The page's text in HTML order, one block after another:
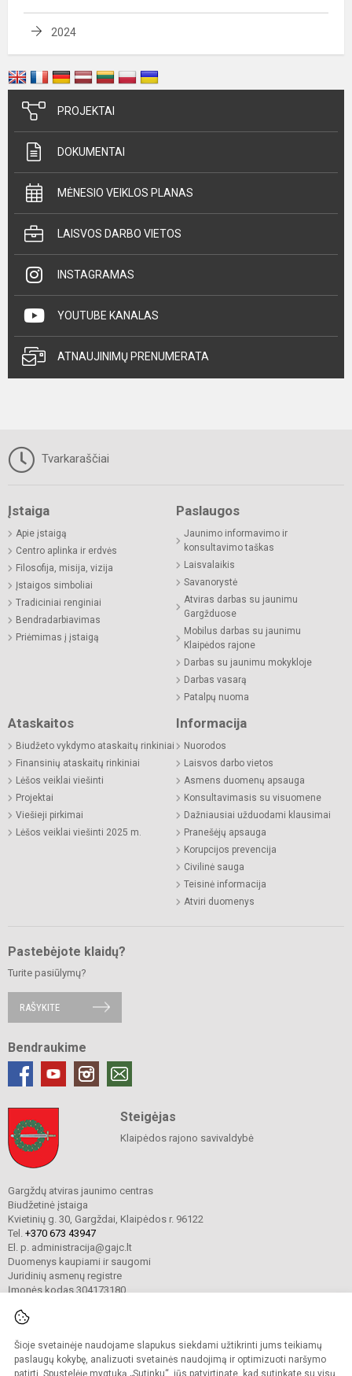
Šioje svetainėje naudojame slapukus siekdami užtikrinti jums teikiamų
paslaugų kokybę, analizuoti svetainės naudojimą ir optimizuoti naršymo
patirtį. Spustelėję mygtuką „Sutinku“, jūs patvirtinate, kad sutinkate su visų
2024
PROJEKTAI
DOKUMENTAI
MĖNESIO VEIKLOS PLANAS
LAISVOS DARBO VIETOS
INSTAGRAMAS
YOUTUBE KANALAS
ATNAUJINIMŲ PRENUMERATA
Tvarkaraščiai
Įstaiga
Apie įstaigą
Centro aplinka ir erdvės
Filosofija, misija, vizija
Įstaigos simboliai
Tradiciniai renginiai
Bendradarbiavimas
Priėmimas į įstaigą
Paslaugos
Jaunimo informavimo ir
konsultavimo taškas
Laisvalaikis
Savanorystė
Atviras darbas su jaunimu
Gargžduose
Mobilus darbas su jaunimu
Klaipėdos rajone
Darbas su jaunimu mokykloje
Darbas vasarą
Patalpų nuoma
Ataskaitos
Biudžeto vykdymo ataskaitų rinkiniai
Finansinių ataskaitų rinkiniai
Lėšos veiklai viešinti
Projektai
Viešieji pirkimai
Lėšos veiklai viešinti 2025 m.
Informacija
Nuorodos
Laisvos darbo vietos
Asmens duomenų apsauga
Konsultavimasis su visuomene
Dažniausiai užduodami klausimai
Pranešėjų apsauga
Korupcijos prevencija
Civilinė sauga
Teisinė informacija
Atviri duomenys
Pastebėjote klaidų?
Turite pasiūlymų?
RAŠYKITE
Bendraukime
Steigėjas
Klaipėdos rajono savivaldybė
Gargždų atviras jaunimo centras
Biudžetinė įstaiga
Kvietinių g. 30, Gargždai, Klaipėdos r. 96122
Tel. +370 673 43947
El. p. administracija@gajc.lt
Duomenys kaupiami ir saugomi
Juridinių asmenų registre
Įmonės kodas 304173180
© 2024. Gargždų atviras jaunimo centras. Visos teisės saugomos.
Kopijuoti turinį be raštiško įstaigos administracijos sutikimo griežtai draudžiama.